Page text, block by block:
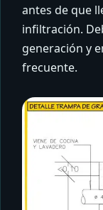
antes de que
infiltración.
generación y
frecuente.